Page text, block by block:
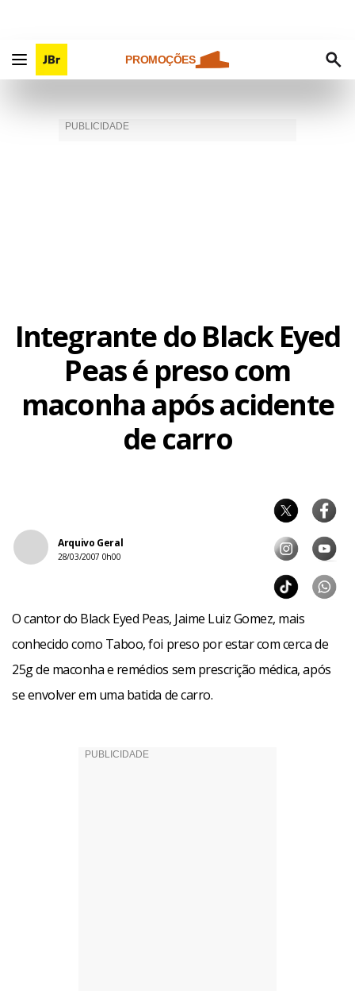
PROMOÇÕES
Integrante do Black Eyed
Peas é preso com
maconha após acidente
de carro
Arquivo Geral
28/03/2007 0h00
O cantor do Black Eyed Peas, Jaime Luiz Gomez, mais
conhecido como Taboo, foi preso por estar com cerca de
25g de maconha e remédios sem prescrição médica, após
se envolver em uma batida de carro.